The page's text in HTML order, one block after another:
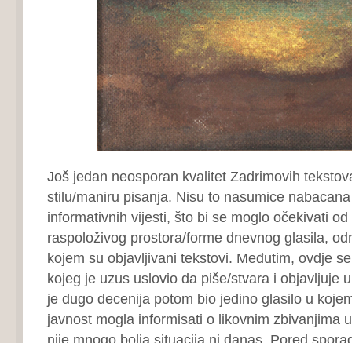
Još jedan neosporan kvalitet Zadrimovih
stilu/maniru pisanja. Nisu to nasumice
informativnih vijesti, što bi se moglo očekivati
raspoloživog prostora/forme dnevnog glasila,
kojem su objavljivani tekstovi. Međutim, ovdje
kojeg je uzus uslovio da piše/stvara i objavljuje
je dugo decenija potom bio jedino glasilo u
javnost mogla informisati o likovnim zbivanjima
nije mnogo bolja situacija ni danas. Pored